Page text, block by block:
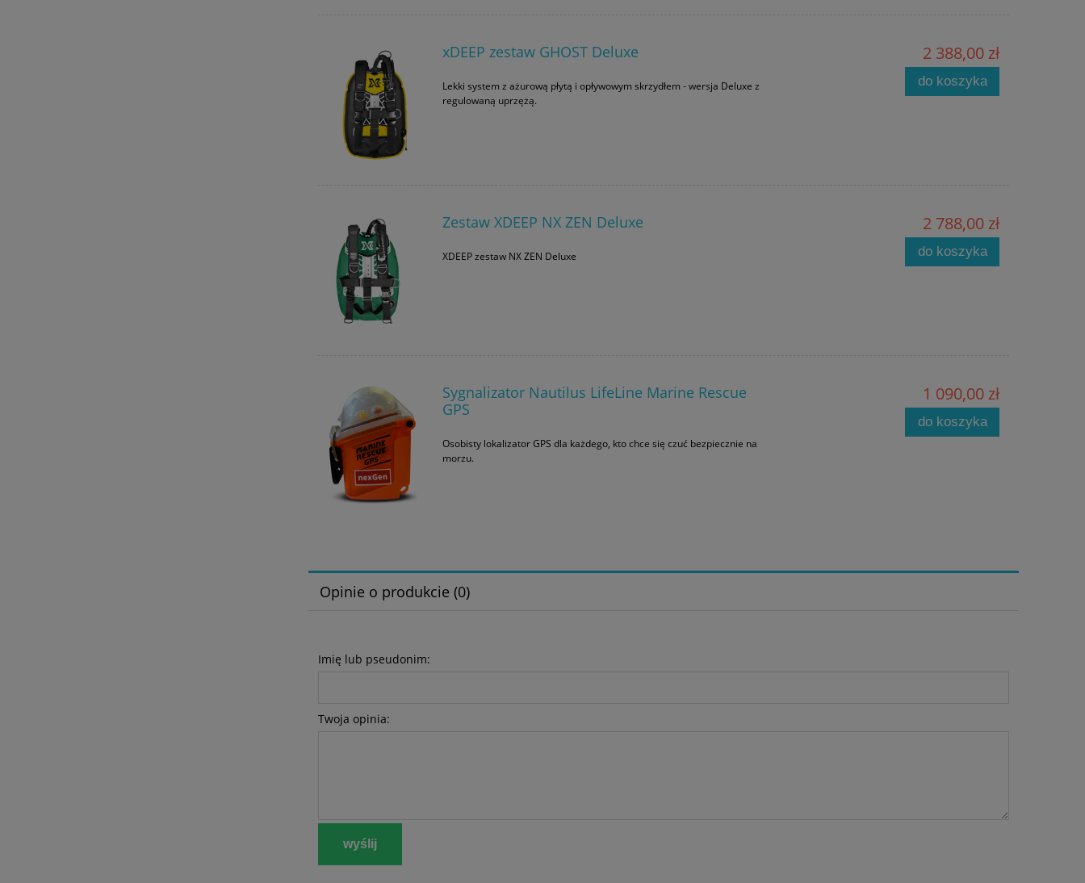
xDEEP zestaw GHOST Deluxe
Lekki system z ażurową płytą i opływowym skrzydłem - wersja Deluxe z
regulowaną uprzężą.
2 388,00 zł
do koszyka
Zestaw XDEEP NX ZEN Deluxe
XDEEP zestaw NX ZEN Deluxe
2 788,00 zł
do koszyka
Sygnalizator Nautilus LifeLine Marine Rescue
GPS
Osobisty lokalizator GPS dla każdego, kto chce się czuć bezpiecznie na
morzu.
1 090,00 zł
do koszyka
Opinie o produkcie (0)
Imię lub pseudonim:
Twoja opinia:
wyślij